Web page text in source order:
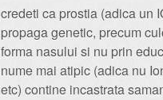
credeti ca prostia (adica un
propaga genetic, precum
forma nasului si nu prin
nume mai atipic (adica nu
etc) contine incastrata